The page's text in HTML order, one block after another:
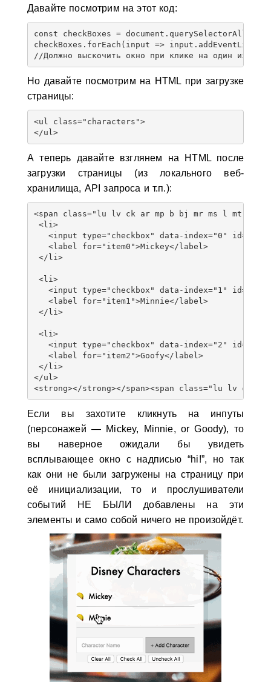
Давайте посмотрим на этот код:
const checkBoxes =
checkBoxes.forEach(input =>
Но давайте посмотрим на HTML при загрузке
страницы:
<ul class="characters">
</ul>
А теперь давайте взглянем на HTML после
загрузки страницы (из локального веб-
хранилища, API запроса и т.п.):
<span class="lu lv ck ar mp b bj mr ms l mt"><ul
<li>
<input type="checkbox" data-index="0"
   <label for="item0">Mickey</label>
</li>
<li>
<input type="checkbox" data-index="1"
   <label for="item1">Minnie</label>
</li>
<li>
<input type="checkbox" data-index="2"
   <label for="item2">Goofy</label>
</li>
</ul>
Если вы захотите кликнуть на инпуты
(персонажей — Mickey, Minnie, or Goody), то
вы наверное ожидали бы увидеть
всплывающее окно с надписью “hi!”, но так
как они не были загружены на страницу при
её инициализации, то и прослушиватели
событий
НЕ БЫЛИ
добавлены на эти
элементы и само собой ничего не произойдёт.